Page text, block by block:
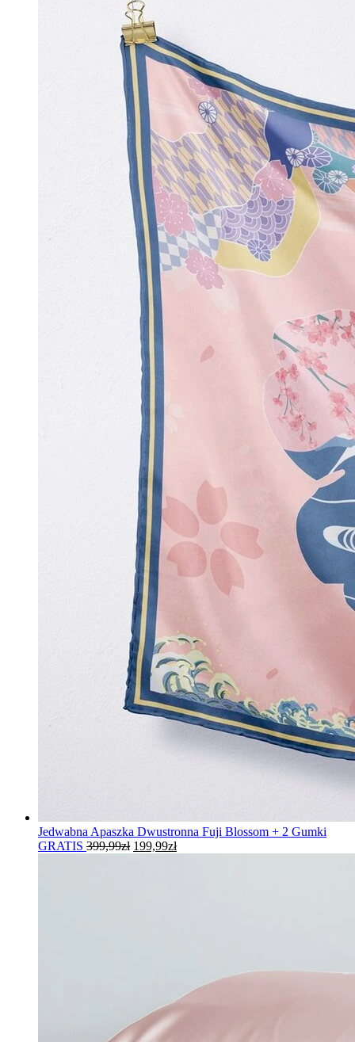
Jedwabna Apaszka Dwustronna Fuji Blossom + 2 Gumki
GRATIS 399,99zł Pierwotna
199,99złAktualna